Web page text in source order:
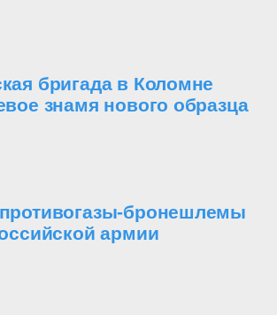
бригада в Коломне
знамя нового образца
бронешлемы
армии